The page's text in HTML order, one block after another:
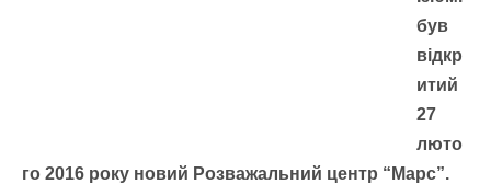
був
відкр
итий
27
люто
го 2016 року новий Розважальний центр “Марс”.